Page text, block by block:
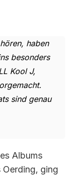
haben
besonders
Kool J,
sind genau
Albums
Oerding, ging